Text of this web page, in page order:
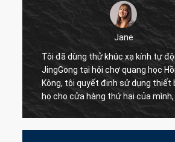
xạ kính tự động
học Hồng
dụng thiết bị của
của mình, cho
hàng của tôi trên
Tôi đã thử
động kinh
chúng tôi
tốt nhất, họ
chuyên
đề của